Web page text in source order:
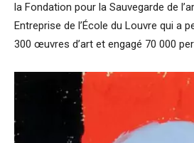
la Fondation pour la Sauvegarde de
Entreprise de l’École du Louvre qui a
300 œuvres d’art et engagé 70 000